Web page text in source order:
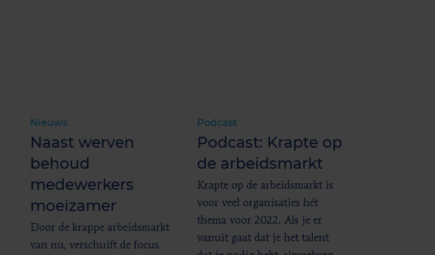
Nieuws
Naast werven
behoud
medewerkers
moeizamer
Door de krappe arbeidsmarkt
van nu, verschuift de focus
Podcast
Podcast: Krapte op
de arbeidsmarkt
Krapte op de arbeidsmarkt is
voor veel organisaties hét
thema voor 2022. Als je er
vanuit gaat dat je het talent